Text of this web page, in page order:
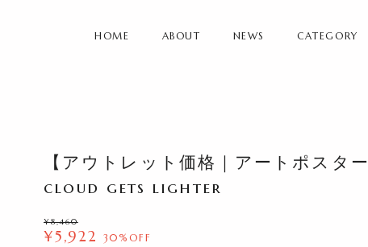
HOME ABOUT NEWS CATEGORY
【アウトレット価格｜アートポスタ
cloud gets lighter
¥8,460
¥5,922 30%OFF